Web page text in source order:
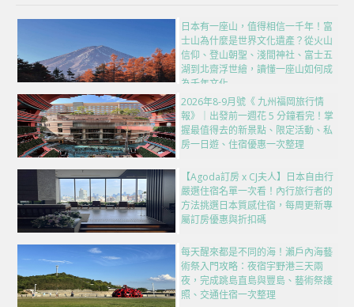
日本有一座山，值得相信一千年！富
士山為什麼是世界文化遺產？從火山
信仰、登山朝聖、淺間神社、富士五
湖到北齋浮世繪，讀懂一座山如何成
為千年文化
2026年8-9月號《 九州福岡旅行情
報》｜出發前一週花 5 分鐘看完！掌
握最值得去的新景點、限定活動、私
房一日遊、住宿優惠一次整理
【Agoda訂房 x CJ夫人】日本自由行
嚴選住宿名單一次看！內行旅行者的
方法挑選日本質感住宿，每周更新專
屬訂房優惠與折扣碼
每天醒來都是不同的海！瀨戶內海藝
術祭入門攻略：夜宿宇野港三天兩
夜，完成跳島直島與豐島、藝術祭護
照、交通住宿一次整理